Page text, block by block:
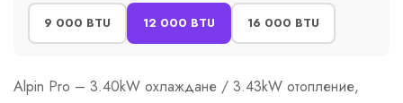
9 000 BTU
12 000 BTU 16 000 BTU
Alpin Pro – 3.40kW охлаждане / 3.43kW отопление,